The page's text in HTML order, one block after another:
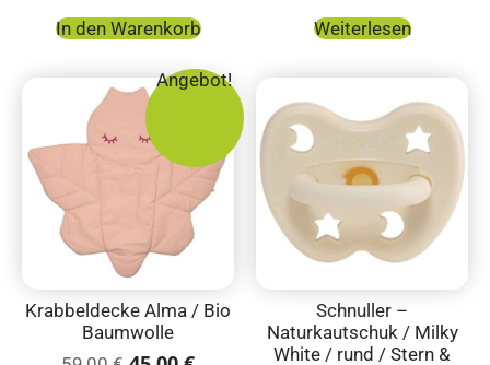
In den Warenkorb Weiterlesen
Angebot!
Krabbeldecke Alma / Bio
Baumwolle
Schnuller –
Naturkautschuk / Milky
White / rund / Stern &